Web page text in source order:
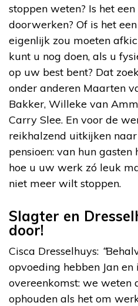
stoppen weten? Is het
doorwerken? Of is het
eigenlijk zou moeten
kunt u nog doen, als u
op uw best bent? Dat
onder anderen Maarten
Bakker, Willeke van
Carry Slee. En voor de
reikhalzend uitkijken
pensioen: van hun gasten
hoe u uw werk zó leuk
niet meer wilt stoppen.
Slagter en
door!
Cisca Dresselhuys: “
opvoeding hebben Jan
overeenkomst: we weten
ophouden als het om